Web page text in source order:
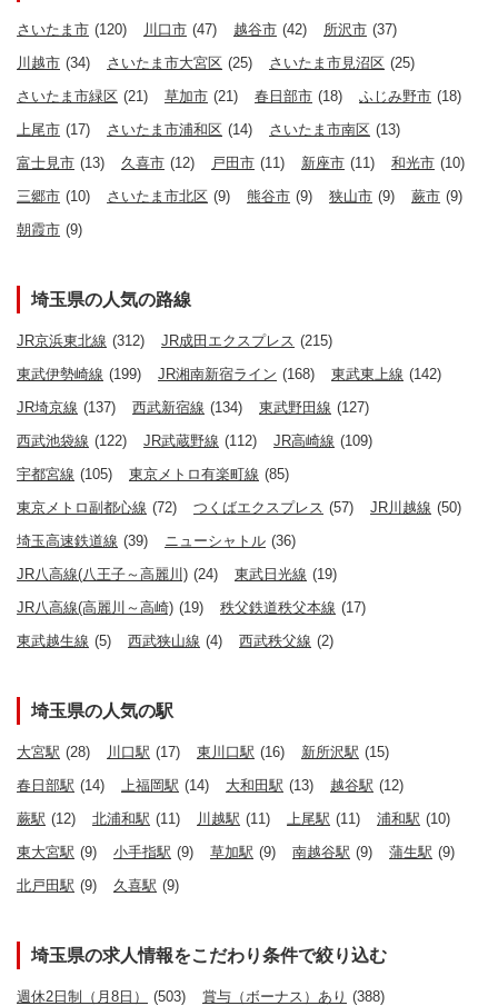
さいたま市 (120) 川口市 (47) 越谷市 (42) 所沢市 (37)
川越市 (34) さいたま市大宮区 (25) さいたま市見沼区 (25)
さいたま市緑区 (21) 草加市 (21) 春日部市 (18) ふじみ野市 (18)
上尾市 (17) さいたま市浦和区 (14) さいたま市南区 (13)
富士見市 (13) 久喜市 (12) 戸田市 (11) 新座市 (11) 和光市 (10)
三郷市 (10) さいたま市北区 (9) 熊谷市 (9) 狭山市 (9) 蕨市 (9)
朝霞市 (9)
埼玉県の人気の路線
JR京浜東北線 (312) JR成田エクスプレス (215)
東武伊勢崎線 (199) JR湘南新宿ライン (168) 東武東上線 (142)
JR埼京線 (137) 西武新宿線 (134) 東武野田線 (127)
西武池袋線 (122) JR武蔵野線 (112) JR高崎線 (109)
宇都宮線 (105) 東京メトロ有楽町線 (85)
東京メトロ副都心線 (72) つくばエクスプレス (57) JR川越線 (50)
埼玉高速鉄道線 (39) ニューシャトル (36)
JR八高線(八王子～高麗川) (24) 東武日光線 (19)
JR八高線(高麗川～高崎) (19) 秩父鉄道秩父本線 (17)
東武越生線 (5) 西武狭山線 (4) 西武秩父線 (2)
埼玉県の人気の駅
大宮駅 (28) 川口駅 (17) 東川口駅 (16) 新所沢駅 (15)
春日部駅 (14) 上福岡駅 (14) 大和田駅 (13) 越谷駅 (12)
蕨駅 (12) 北浦和駅 (11) 川越駅 (11) 上尾駅 (11) 浦和駅 (10)
東大宮駅 (9) 小手指駅 (9) 草加駅 (9) 南越谷駅 (9) 蒲生駅 (9)
北戸田駅 (9) 久喜駅 (9)
埼玉県の求人情報をこだわり条件で絞り込む
週休2日制（月8日） (503) 賞与（ボーナス）あり (388)